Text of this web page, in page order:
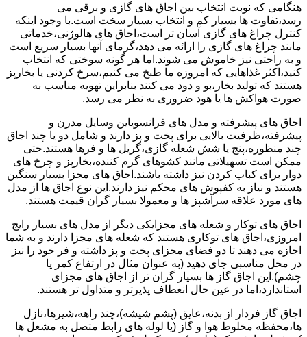
هنگامی که نوبت انتخاب بین اجاق های گازی و برقی می
رسد،تفاوت ها بسیار کم و انتخاب بسیار سخت است.با وجود اینکه
کنترل چراغ های گازی آسان تر است،اجاق های هالوژنی،خدماتی
مانند چراغ های گازی را ارائه می دهد،گرمای آنها بسیار سریع است
و به راحتی نیز خاموش می شوند.اما هر گونه سوختی که انتخاب
کنید،اکثر غذاهایی که امروزه ما طبخ می کنیم،سرخ کردنی یا بخارپز
هستند که تولید بخار،بو و دود می کنند بنابراین تهویه مناسب به
صورت هواکش ها یا هود ضروری به نظر می رسد.
اجاق های پیشرفته و مدل های فرانسویاین وسایل مدرن و
پیشرفته،ظرفیت بالایی برای پخت و پز دارند و شامل دو یا چند اجاق
چند منظوره،پنج یا شش شعله گازی،گریل ها و فرها هستند.حتی
ممکن است تسهیلاتی مانند کشوهای گرم کننده،بخارپز و چرخ های
دوار برای کباب کردن نیز داشته باشند.اجاق های مجزا بسیار سنگین
هستند و نیاز به کفپوش های محکم نیز دارند.این نوع اجاق ها از مدل
های مورد علاقه سرآشپز ها و معمولا بسیار گران قیمت هستند.
اجاق های توکار و شعله های مجزایکی دیگر از مدل های بسیار رایج
امروزی،اجاق های توکاری هستند که شعله های مجزا دارند و به شما
اجازه می دهند تا دو فضای مجزای پخت و پز داشته و فر خود را نیز
در محل مناسبی جای دهید (به عنوان مثال در ارتفاع کمر یا
چشم).این اجاق گاز ها بسیار گران تر از اجاق های مجزای
استاندارد،اما در عین حال انعطاف پذیرتر و متداول تر هستند.
اجاق گاز فردار از بدنه،عایق (پشم شیشه)،چند راهه،شیرها،نازل
ها،محفظه مخلوط هوا و گاز (یا لوله های رابط متصل به مشعل ها